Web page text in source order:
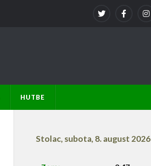
HUTBE
Stolac, subota, 8. august 2026